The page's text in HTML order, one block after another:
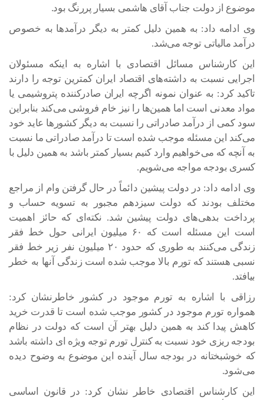
موضوع از دولت جناب آقای هاشمی بسیار پررنگ بود.
وی ادامه داد: به همین دلیل کمتر به دیگر درآمدها به خصوص
درآمد مالیاتی توجه می‌شد.
این کارشناس مسائل اقتصادی با اشاره به اینکه مسئولان
اجرایی نسبت به داشته‌های اقتصاد ایران کمترین توجه را دارند
تاکید کرد: به عنوان نمونه اگرچه ایران صادرکننده پتروشیمی یا
مواد معدنی است اما همین‌ها را نیز خام فروشی می‌کند بنابراین
سود کمی از درآمد صادراتی را نسبت به دیگر کشورها عاید خود
می‌کند این مسئله موجب شده است تا درآمد صادراتی ما نسبت
به آنچه که می‌خواهیم وارد کنیم بسیار کمتر باشد به همین دلیل با
کسری بودجه مواجه می‌شویم.
وی ادامه داد: در دولت پیشین دائماً در حال گرفتن وام از مراجع
مختلف بودند که دولت سیزدهم مجبور به تسویه حساب و
پرداخت بدهی‌های دولت پیشین شد. نکته‌ای که حائز اهمیت
است این مسئله است که ۶۰ میلیون ایرانی حول خط فقر
زندگی می‌کنند به طوری که حدود ۲۰ میلیون نفر زیر خط فقر
نسبی هستند که تورم بالا موجب شده است زندگی آنها به خطر
بیافتد.
رزاقی با اشاره به تورم موجود در کشور خاطرنشان کرد:
همواره تورم موجود در کشور موجب شده است تا قدرت خرید
کاهش پیدا کند به همین دلیل بهتر آن است که دولت در نظام
بودجه ریزی خود نسبت به کنترل تورم توجه ویژه ای داشته باشد
که خوشبختانه در بودجه سال آینده این موضوع به وضوح دیده
می‌شود.
این کارشناس اقتصادی خاطر نشان کرد: در قانون اساسی